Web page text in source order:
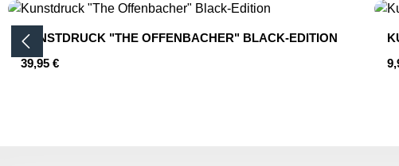
Produktgalerie überspringen
KUNSTDRUCK "THE OFFENBACHER" BLACK-EDITION
Regulärer Preis:
39,95 €